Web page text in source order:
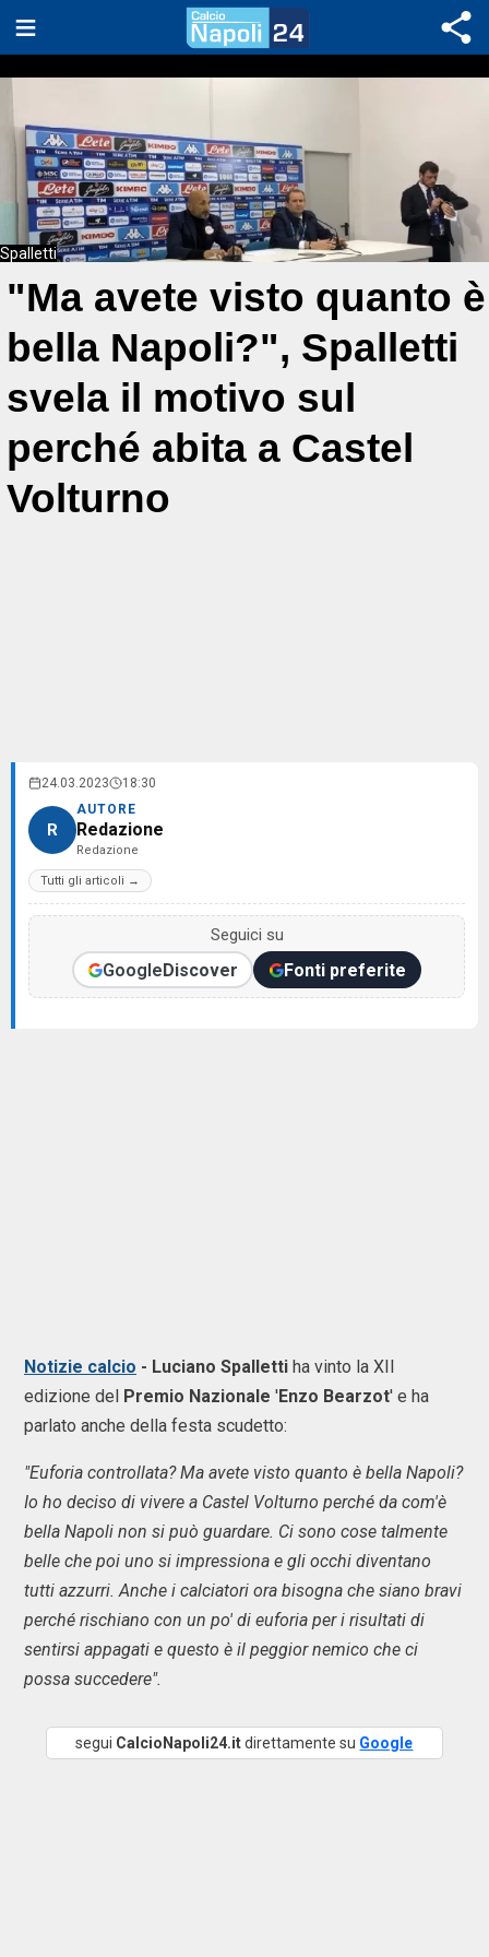
Spalletti
"Ma avete visto quanto è
bella Napoli?", Spalletti
svela il motivo sul
perché abita a Castel
Volturno
24.03.2023 18:30
R
AUTORE
Redazione
Redazione
Tutti gli articoli →
Seguici su
GoogleDiscover Fonti preferite
Notizie calcio - Luciano Spalletti ha vinto la XII
edizione del Premio Nazionale 'Enzo Bearzot' e ha
parlato anche della festa scudetto:
"Euforia controllata? Ma avete visto quanto è bella Napoli?
Io ho deciso di vivere a Castel Volturno perché da com'è
bella Napoli non si può guardare. Ci sono cose talmente
belle che poi uno si impressiona e gli occhi diventano
tutti azzurri. Anche i calciatori ora bisogna che siano bravi
perché rischiano con un po' di euforia per i risultati di
sentirsi appagati e questo è il peggior nemico che ci
possa succedere".
segui CalcioNapoli24.itdirettamente su Google